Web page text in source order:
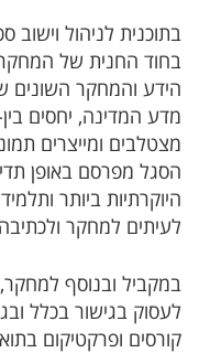
בתוכנית לניהול וישוב
בחוד החנית של המחקר
הידע והמחקר השונים
מדע המדינה, יחסים
מצטלבים ומייצרים
הסגל מפרסם באופן
היוקרתיות ביותר
לעיתים למחקר
במקביל ובנוסף
לעסוק בגישור בכלל
קורסים ופרקטיקום